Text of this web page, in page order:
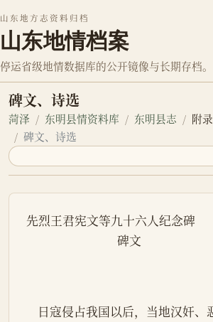
山东地方志资料归档
山东地情档案
停运省级地情数据库的公开镜像与长期存档。
碑文、诗选
菏泽 东明县情资料库 东明县志 附录
碑文、诗选
先烈王君宪文等九十六人纪念碑
                                碑文